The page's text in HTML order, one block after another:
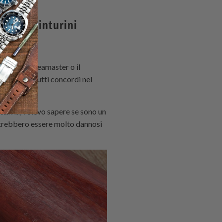
dei cinturini
Omega Seamaster o il
e articoli, tutti concordi nel
volevo sapere se sono un
essere molto dannosi